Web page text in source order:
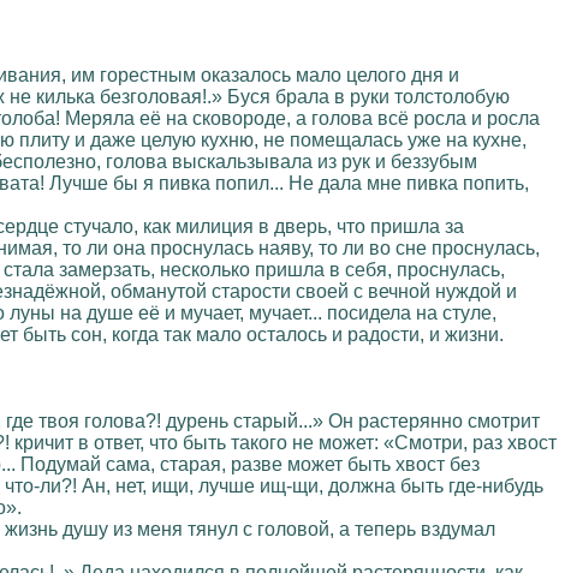
им горестным оказалось мало целого дня и
килька безголовая!.» Буся брала в руки толстолобую
Меряла её на сковороде, а голова всё росла и росла
плиту и даже целую кухню, не помещалась уже на кухне,
голова выскальзывала из рук и беззубым
Лучше бы я пивка попил... Не дала мне пивка попить,
стучало, как милиция в дверь, что пришла за
то ли она проснулась наяву, то ли во сне проснулась,
замерзать, несколько пришла в себя, проснулась,
обманутой старости своей с вечной нуждой и
на душе её и мучает, мучает... посидела на стуле,
быть сон, когда так мало осталось и радости, и жизни.
твоя голова?! дурень старый...» Он растерянно смотрит
в ответ, что быть такого не может: «Смотри, раз хвост
Подумай сама, старая, разве может быть хвост без
ли?! Ан, нет, ищи, лучше ищ-щи, должна быть где-нибудь
душу из меня тянул с головой, а теперь вздумал